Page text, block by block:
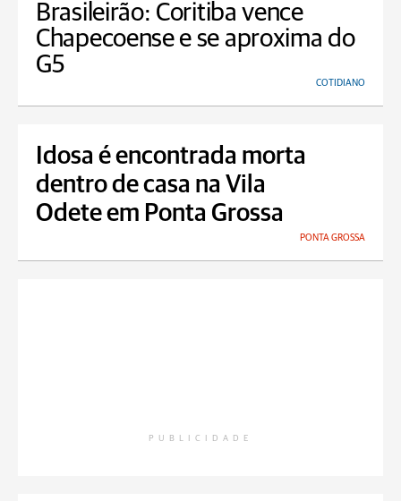
Brasileirão: Coritiba vence
Chapecoense e se aproxima do
G5
COTIDIANO
Idosa é encontrada morta
dentro de casa na Vila
Odete em Ponta Grossa
PONTA GROSSA
PUBLICIDADE